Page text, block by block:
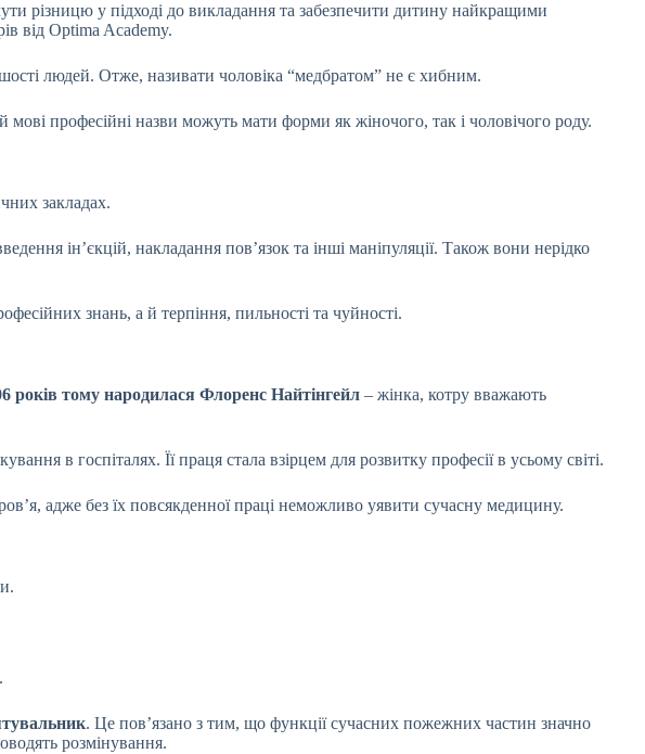
різницю у підході до викладання та забезпечити дитину найкращими
від Optima Academy.
людей. Отже, називати чоловіка “медбратом” не є хибним.
професійні назви можуть мати форми як жіночого, так і чоловічого роду.
закладах.
ін’єкцій, накладання пов’язок та інші маніпуляції. Також вони нерідко
знань, а й терпіння, пильності та чуйності.
років тому народилася Флоренс Найтінгейл – жінка, котру вважають
в госпіталях. Її праця стала взірцем для розвитку професії в усьому світі.
адже без їх повсякденної праці неможливо уявити сучасну медицину.
. Це пов’язано з тим, що функції сучасних пожежних частин значно
розмінування.